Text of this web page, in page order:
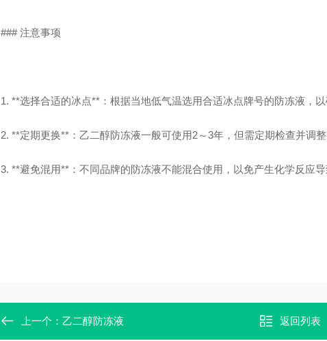
### 注意事项
1. **选择合适的冰点**：根据当地低气温选用合适冰点牌号的防冻液，
2. **定期更换**：乙二醇防冻液一般可使用2～3年，但需定期检查并调
3. **避免混用**：不同品牌的防冻液不能混合使用，以免产生化学反应
上一个： 乙二醇防冻液 返回列表